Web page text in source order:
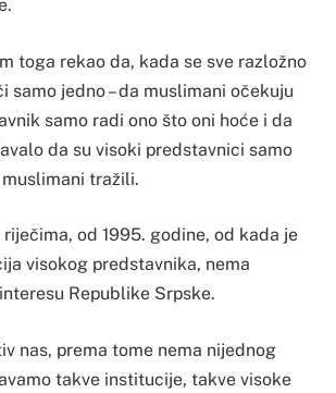
toga rekao da, kada se sve razložno
samo jedno – da muslimani očekuju
samo radi ono što oni hoće i da
da su visoki predstavnici samo
tražili.
od 1995. godine, od kada je
visokog predstavnika, nema
Republike Srpske.
nas, prema tome nema nijednog
takve institucije, takve visoke